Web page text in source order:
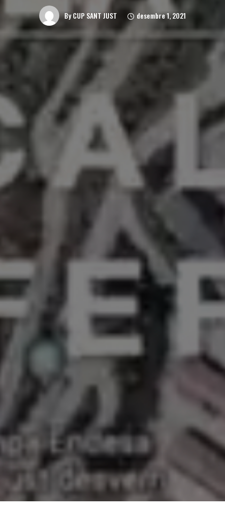
ByCUP SANT JUST desembre 1, 2021